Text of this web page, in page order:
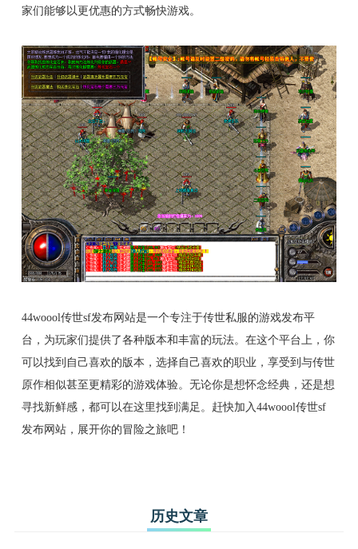
家们能够以更优惠的方式畅快游戏。
44woool传世sf发布网站是一个专注于传世私服的游戏发布平
台，为玩家们提供了各种版本和丰富的玩法。在这个平台上，你
可以找到自己喜欢的版本，选择自己喜欢的职业，享受到与传世
原作相似甚至更精彩的游戏体验。无论你是想怀念经典，还是想
寻找新鲜感，都可以在这里找到满足。赶快加入44woool传世sf
发布网站，展开你的冒险之旅吧！
历史文章